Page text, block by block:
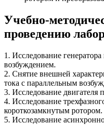
Учебно-
проведению
1. Исследование
возбуждением.
2. Снятие внешней
тока с параллельным
3. Исследование двигателя
4. Исследование
короткозамкнутым ротором.
5. Исследование